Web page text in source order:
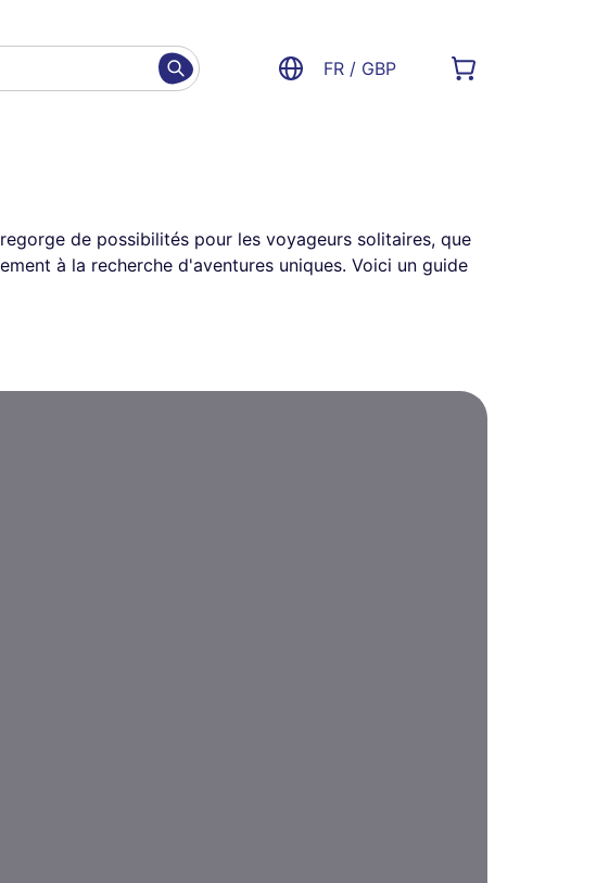
FR / GBP
regorge de possibilités pour les voyageurs solitaires, que
à la recherche d'aventures uniques. Voici un guide